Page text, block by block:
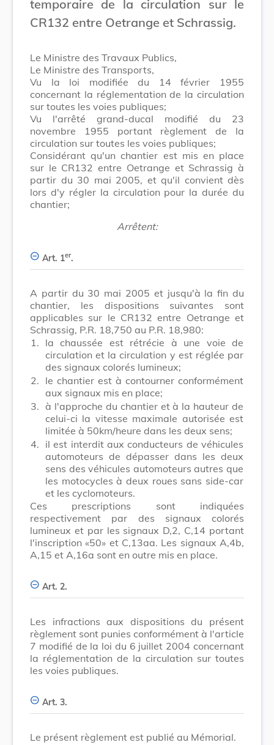
temporaire de la circulation sur le
CR132 entre Oetrange et Schrassig.
Le Ministre des Travaux Publics,
Le Ministre des Transports,
Vu la loi modifiée du 14 février 1955
concernant la réglementation de la circulation
sur toutes les voies publiques;
Vu l'arrêté grand-ducal modifié du 23
novembre 1955 portant règlement de la
circulation sur toutes les voies publiques;
Considérant qu'un chantier est mis en place
sur le CR132 entre Oetrange et Schrassig à
partir du 30 mai 2005, et qu'il convient dès
lors d'y régler la circulation pour la durée du
chantier;
Arrêtent:
Art. 1er.
A partir du 30 mai 2005 et jusqu'à la fin du
chantier, les dispositions suivantes sont
applicables sur le CR132 entre Oetrange et
Schrassig, P.R. 18,750 au P.R. 18,980:
1. la chaussée est rétrécie à une voie de
circulation et la circulation y est réglée par
des signaux colorés lumineux;
2. le chantier est à contourner conformément
aux signaux mis en place;
3. à l'approche du chantier et à la hauteur de
celui-ci la vitesse maximale autorisée est
limitée à 50km/heure dans les deux sens;
4. il est interdit aux conducteurs de véhicules
automoteurs de dépasser dans les deux
sens des véhicules automoteurs autres que
les motocycles à deux roues sans side-car
et les cyclomoteurs.
Ces prescriptions sont indiquées
respectivement par des signaux colorés
lumineux et par les signaux D,2, C,14 portant
l'inscription «50» et C,13aa. Les signaux A,4b,
A,15 et A,16a sont en outre mis en place.
Art. 2.
Les infractions aux dispositions du présent
règlement sont punies conformément à l'article
7 modifié de la loi du 6 juillet 2004 concernant
la réglementation de la circulation sur toutes
les voies publiques.
Art. 3.
Le présent règlement est publié au Mémorial.